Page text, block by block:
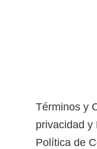
Términos y
privacidad y
Política de